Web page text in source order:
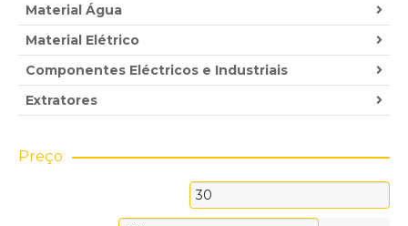
Material Água
Material Elétrico
Componentes Eléctricos e Industriais
Extratores
Preço